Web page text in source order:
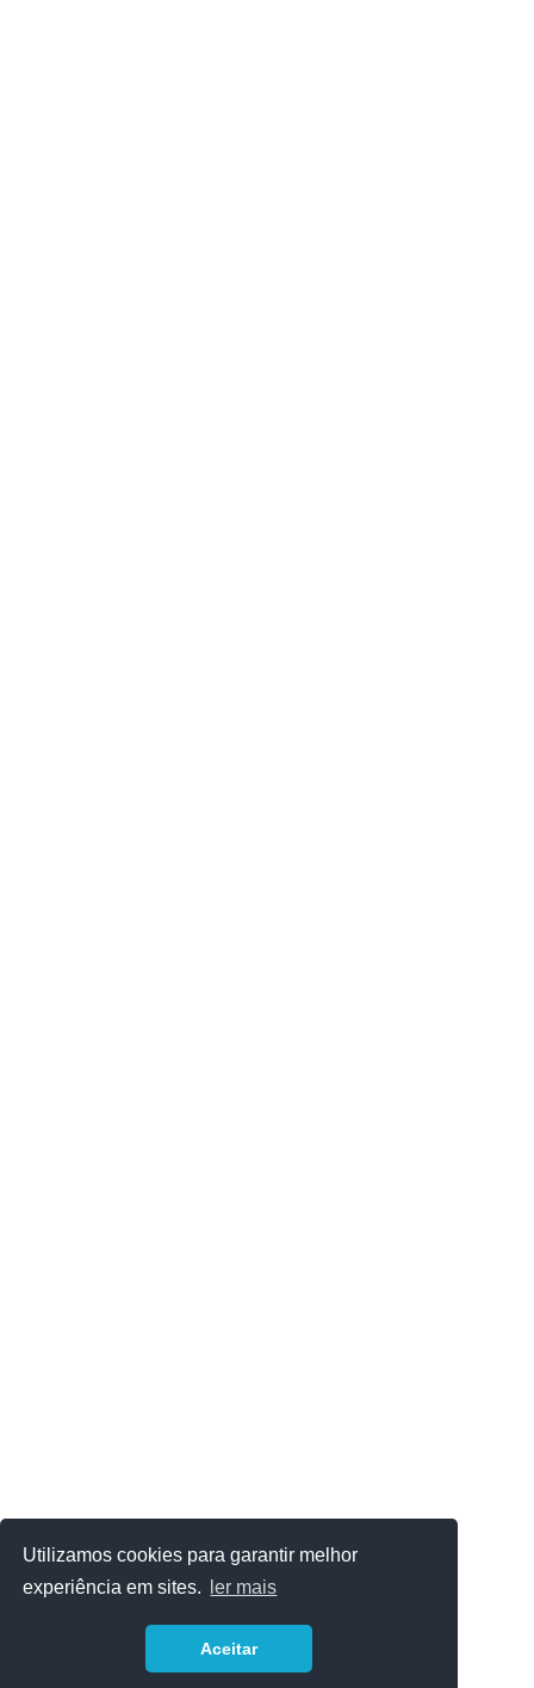
Utilizamos cookies para garantir melhor
experiência em sites.
ler mais
Aceitar